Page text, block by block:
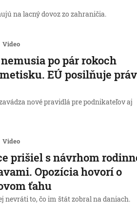
na lacný dovoz zo zahraničia.
Video
po pár rokoch
EÚ posilňuje
nové pravidlá pre podnikateľov aj
Video
prišiel s návrhom
Opozícia hovorí o
ťahu
nevráti to, čo im štát zobral na daniach.